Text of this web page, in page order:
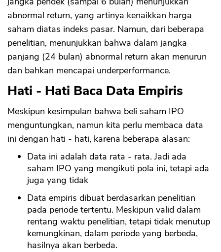
abnormal return, yang artinya kenaikkan harga
saham diatas indeks pasar. Namun, dari beberapa
penelitian, menunjukkan bahwa dalam jangka
panjang (24 bulan) abnormal return akan menurun
dan bahkan mencapai underperformance.
Hati - Hati Baca Data Empiris
Meskipun kesimpulan bahwa beli saham IPO
menguntungkan, namun kita perlu membaca data
ini dengan hati - hati, karena beberapa alasan:
Data ini adalah data rata - rata. Jadi ada
saham IPO yang mengikuti pola ini, tetapi ada
juga yang tidak
Data empiris dibuat berdasarkan penelitian
pada periode tertentu. Meskipun valid dalam
rentang waktu penelitian, tetapi tidak menutup
kemungkinan, dalam periode yang berbeda,
hasilnya akan berbeda.